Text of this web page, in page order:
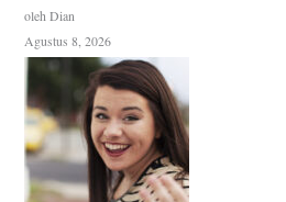
oleh Dian
Agustus 8, 2026